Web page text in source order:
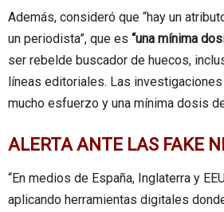
Además, consideró que “hay un
un periodista”, que es “una mínima
ser rebelde buscador de huecos,
líneas editoriales. Las
mucho esfuerzo y una mínima dosis
ALERTA ANTE LAS FAKE
“En medios de España, Inglaterra y
aplicando herramientas digitales